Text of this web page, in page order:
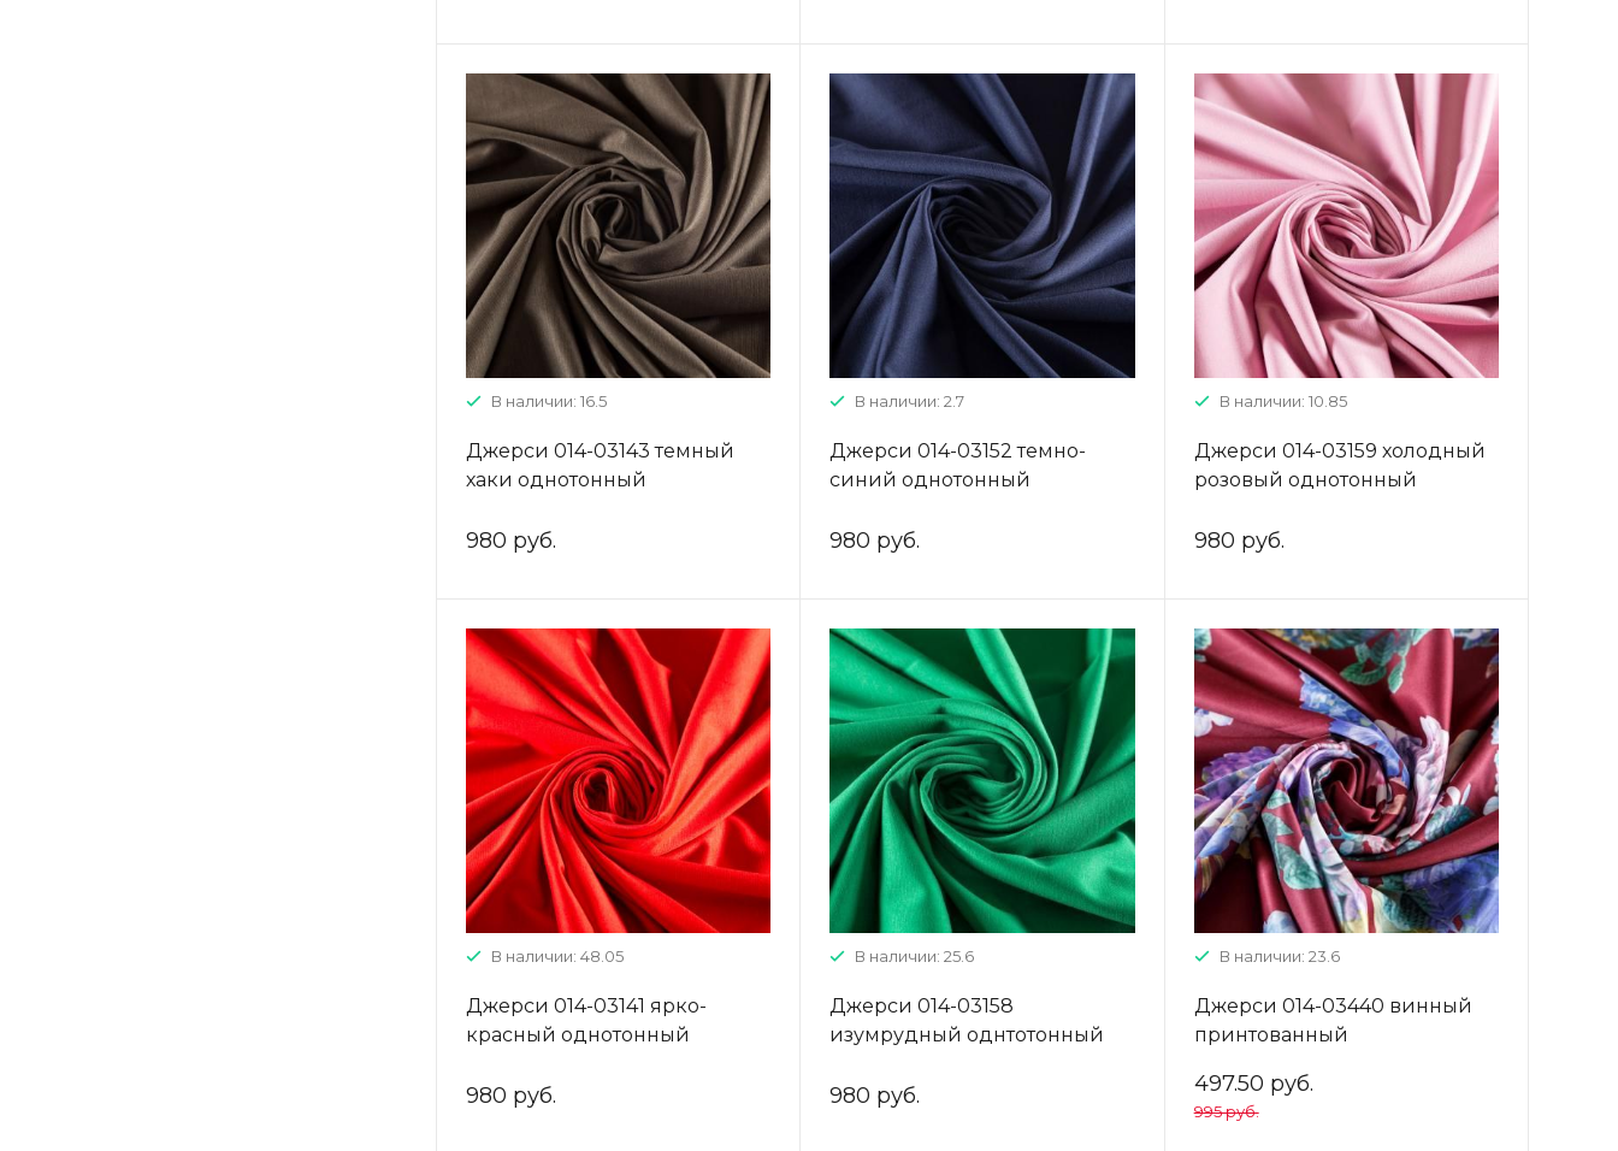
В наличии: 16.5
Джерси 014-03143 темный
хаки однотонный
980 руб.
В наличии: 2.7
Джерси 014-03152 темно-
синий однотонный
980 руб.
В наличии: 10.85
Джерси 014-03159 холодный
розовый однотонный
980 руб.
В наличии: 48.05
Джерси 014-03141 ярко-
красный однотонный
980 руб.
В наличии: 25.6
Джерси 014-03158
изумрудный однтотонный
980 руб.
В наличии: 23.6
Джерси 014-03440 винный
принтованный
497.50 руб.
995 руб.